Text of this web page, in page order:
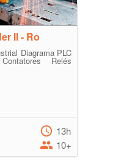
ll - Ro
Diagrama PLC
Relés
13h
10+